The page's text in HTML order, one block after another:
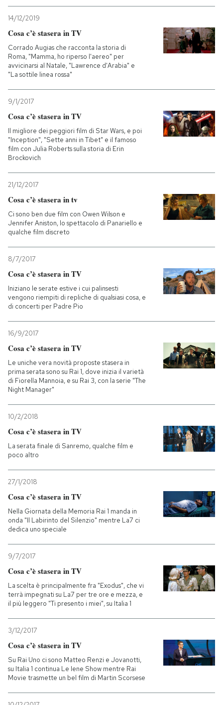
Entra
14/12/2019
Cosa c’è stasera in TV
Corrado Augias che racconta la storia di
Roma, "Mamma, ho riperso l'aereo" per
avvicinarsi al Natale, "Lawrence d'Arabia" e
"La sottile linea rossa"
9/1/2017
Cosa c’è stasera in TV
Il migliore dei peggiori film di Star Wars, e poi
"Inception", "Sette anni in Tibet" e il famoso
film con Julia Roberts sulla storia di Erin
Brockovich
21/12/2017
Cosa c’è stasera in tv
Ci sono ben due film con Owen Wilson e
Jennifer Aniston, lo spettacolo di Panariello e
qualche film discreto
8/7/2017
Cosa c’è stasera in TV
Iniziano le serate estive i cui palinsesti
vengono riempiti di repliche di qualsiasi cosa, e
di concerti per Padre Pio
16/9/2017
Cosa c’è stasera in TV
Le uniche vera novità proposte stasera in
prima serata sono su Rai 1, dove inizia il varietà
di Fiorella Mannoia, e su Rai 3, con la serie "The
Night Manager"
10/2/2018
Cosa c’è stasera in TV
La serata finale di Sanremo, qualche film e
poco altro
27/1/2018
Cosa c’è stasera in TV
Nella Giornata della Memoria Rai 1 manda in
onda "Il Labirinto del Silenzio" mentre La7 ci
dedica uno speciale
9/7/2017
Cosa c’è stasera in TV
La scelta è principalmente fra "Exodus", che vi
terrà impegnati su La7 per tre ore e mezza, e
il più leggero "Ti presento i miei", su Italia 1
3/12/2017
Cosa c’è stasera in TV
Su Rai Uno ci sono Matteo Renzi e Jovanotti,
su Italia 1 continua Le Iene Show mentre Rai
Movie trasmette un bel film di Martin Scorsese